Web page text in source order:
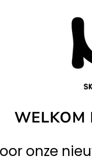
WELKOM
onze